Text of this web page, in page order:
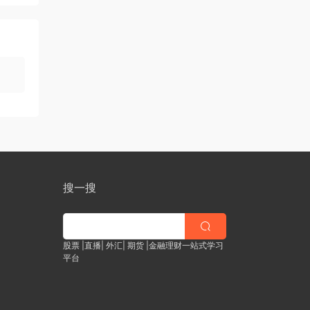
搜一搜
股票 |直播| 外汇| 期货 |金融理财一站式学习
平台